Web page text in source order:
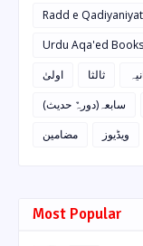
Radd e Qadiyaniyat
Urdu Aqa'ed Books
اولیٰ
ثالثا
سابعہ(دورہٌ حدیث)
مضامین
ویڈیوز
Most Popular